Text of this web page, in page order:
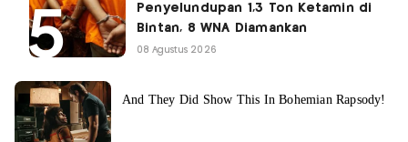
Penyelundupan 1,3 Ton Ketamin di
Bintan, 8 WNA Diamankan
08 Agustus 2026